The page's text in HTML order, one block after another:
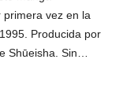
vez en la
Producida por
Shūeisha. Sin…